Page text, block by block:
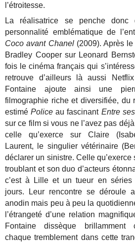
l’étroitesse.
La réalisatrice se penche
personnalité emblématique de
Coco avant Chanel (2009). Après
Bradley Cooper sur Leonard
fois le cinéma français qui
retrouve d’ailleurs là aussi
Fontaine ajoute ainsi une
filmographie riche et diversifiée, du
estiméPolice au fascinant Entre
sur ce film si vous ne l’avez pas
celle qu’exerce sur Claire
Laurent, le singulier vétérinaire
déclarer un sinistre. Celle
troublant et son duo d’acteurs
c’est à Lille et un tueur en séries
jours. Leur rencontre se déroule
anodin mais peu à peu la
l’étrangeté d’une relation
Fontaine dissèque brillamment
chaque tremblement dans cette